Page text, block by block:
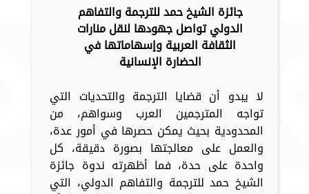
جائزة الشيخ حمد للترجمة والتفاهم
الدولي تواصل جهودها لنقل منارات
الثقافة العربية وإسهاماتها في
الحضارة الإنسانية
لا يبدو أن قضايا الترجمة والتحديات التي
تواجه المترجمين العرب وسواهم، من
المحدودية بحيث يمكن حصرها في أمور عدة،
والعمل على معالجتها بصورة دقيقة، كل
واحدة على حدة، فما أظهرته ندوة جائزة
الشيخ حمد للترجمة والتفاهم الدولي، التي